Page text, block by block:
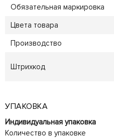
Обязательная маркировка
Цвета товара
Производство
Штрихкод
УПАКОВКА
Индивидуальная упаковка
Количество в упаковке